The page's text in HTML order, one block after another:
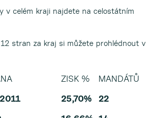
v celém kraji najdete na celostátním
stran za kraj si můžete prohlédnout v
ZISK % MANDÁTŮ
25,70%
22